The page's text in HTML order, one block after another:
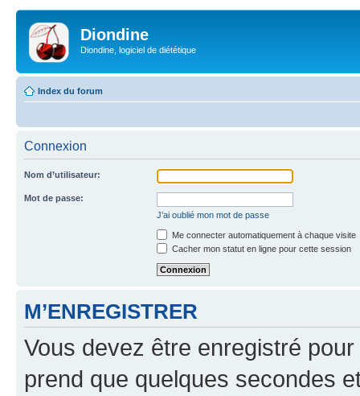
Diondine
Diondine, logiciel de diététique
Index du forum
Connexion
Nom d’utilisateur:
Mot de passe:
J’ai oublié mon mot de passe
Me connecter automatiquement à chaque visite
Cacher mon statut en ligne pour cette session
M’ENREGISTRER
Vous devez être enregistré
prend que quelques secondes